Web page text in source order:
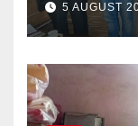
5 AUGUST